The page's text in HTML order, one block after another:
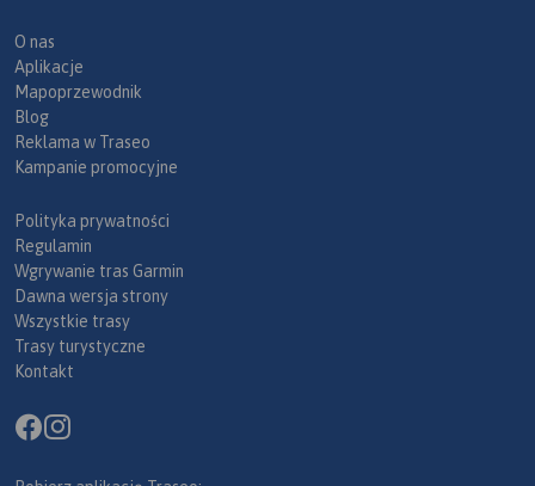
O nas
Aplikacje
Mapoprzewodnik
Blog
Reklama w Traseo
Kampanie promocyjne
Polityka prywatności
Regulamin
Wgrywanie tras Garmin
Dawna wersja strony
Wszystkie trasy
Trasy turystyczne
Kontakt